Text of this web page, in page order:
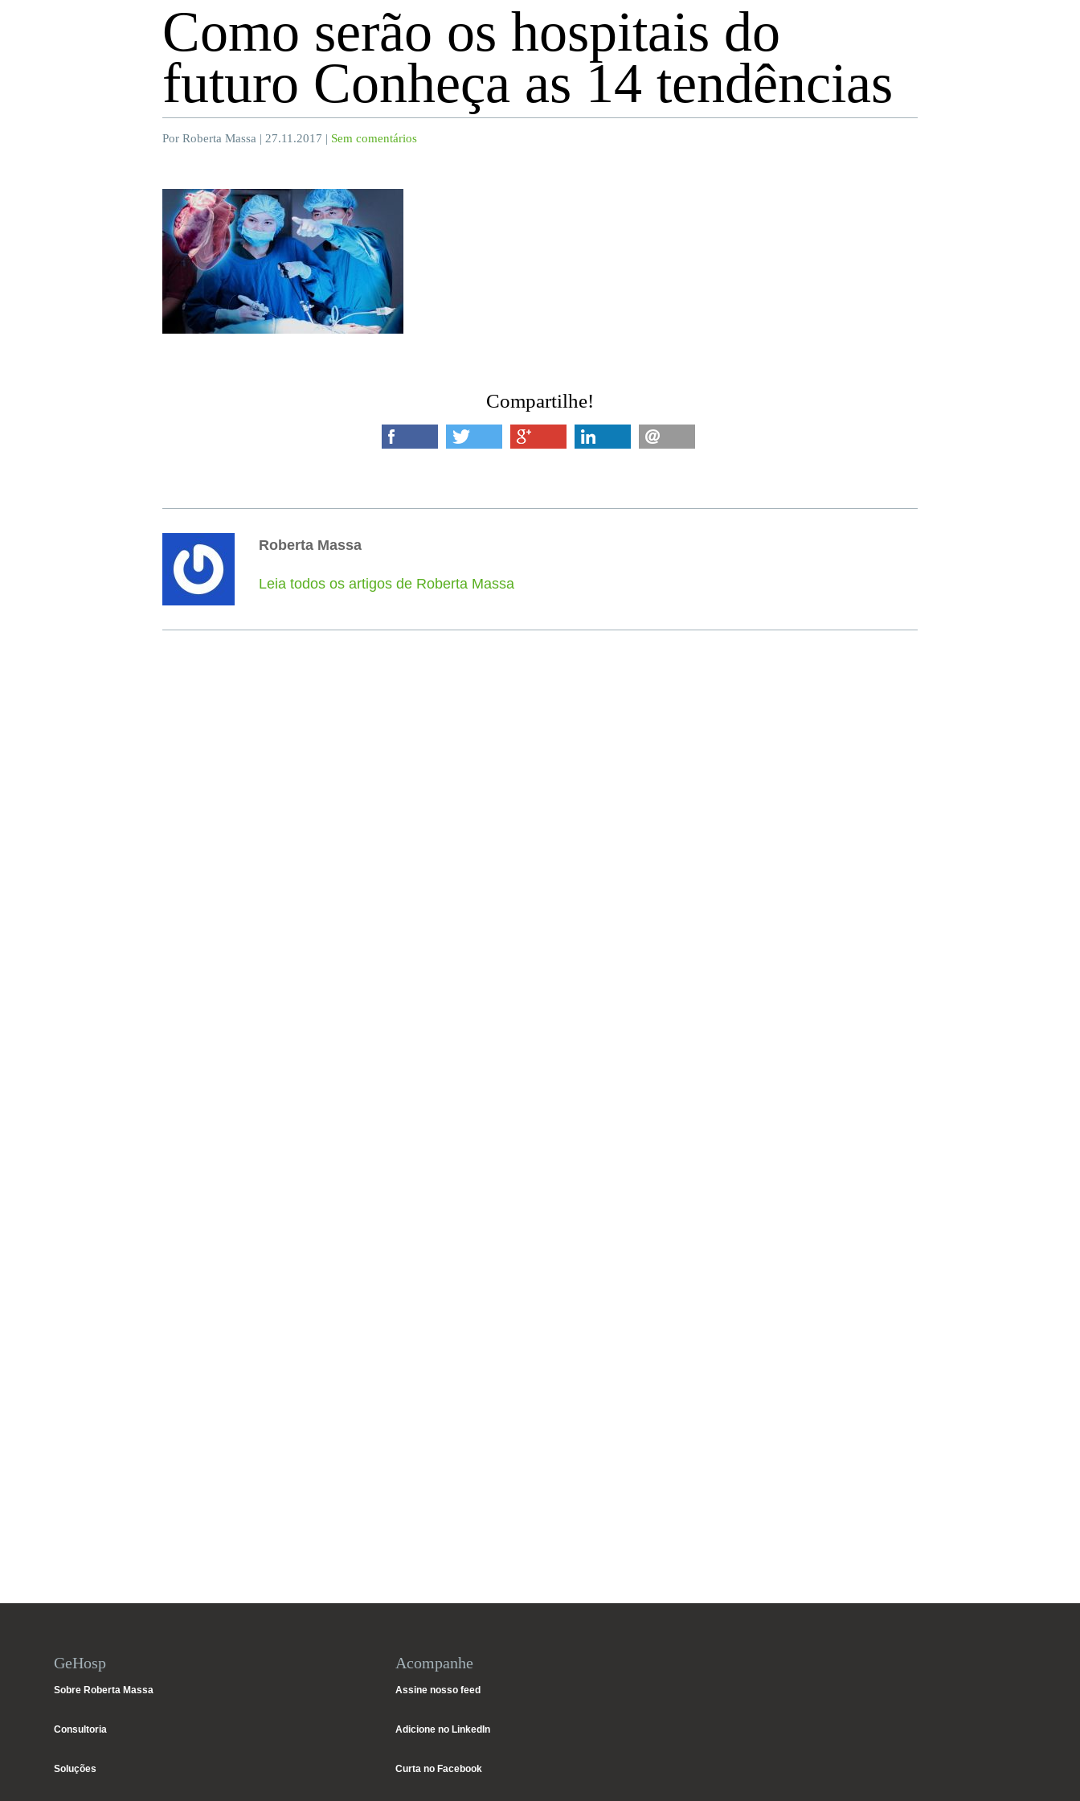
Como serão os hospitais do
futuro Conheça as 14 tendências
Por Roberta Massa | 27.11.2017 | Sem comentários
Compartilhe!
Roberta Massa
Leia todos os artigos de Roberta Massa
GeHosp
Sobre Roberta Massa
Consultoria
Soluções
Acompanhe
Assine nosso feed
Adicione no LinkedIn
Curta no Facebook